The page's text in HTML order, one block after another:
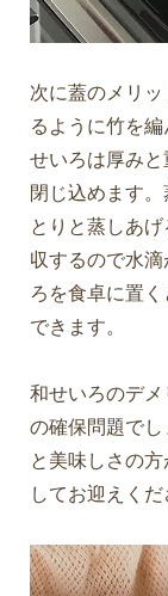
次に蓋のメリ
るように竹を
せいろは厚み
閉じ込めます
とりと蒸しあ
収するので水
ろを食卓に置
できます。
和せいろのデ
の確保問題で
と美味しさの
してお迎えくだ